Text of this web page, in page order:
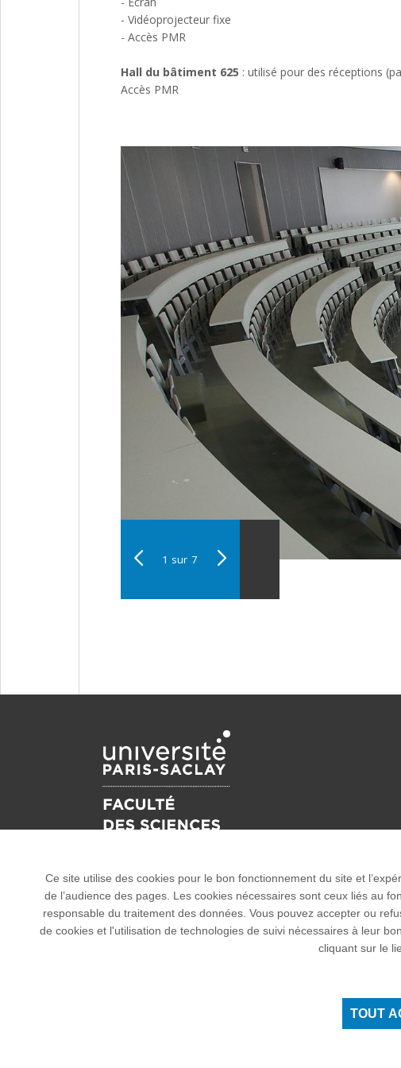
- Vidéoprojecteur fixe
- Accès PMR
Hall du bâtiment 625 : utilisé pour des réceptions
Accès PMR
1 sur 7
15 rue Georges Clemenceau - 91405 Orsay cedex I
Accès : RER B Orsay Ville/Bures-sur-Yvette
Ce site utilise des cookies pour le bon fonctionnement du site et
de l’audience des pages. Les cookies nécessaires sont ceux liés au
responsable du traitement des données. Vous pouvez accepter ou
de cookies et l'utilisation de technologies de suivi nécessaires à leur
cliquant sur le
TOUT